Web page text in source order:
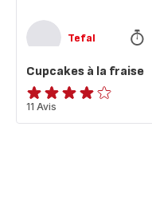
Tefal
Cupcakes à la fraise
ratings.4.1
11 Avis